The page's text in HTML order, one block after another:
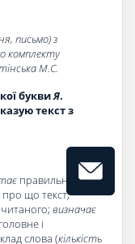
письмо) з
комплекту
М.С.
буквиЯ.
текст з
правильно та
про що текст,
визначає
і
слова (кількість